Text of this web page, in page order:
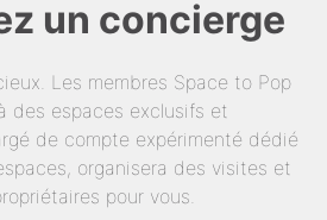
un concierge
Les membres Space to Pop
des espaces exclusifs et
de compte expérimenté dédié
organisera des visites et
pour vous.